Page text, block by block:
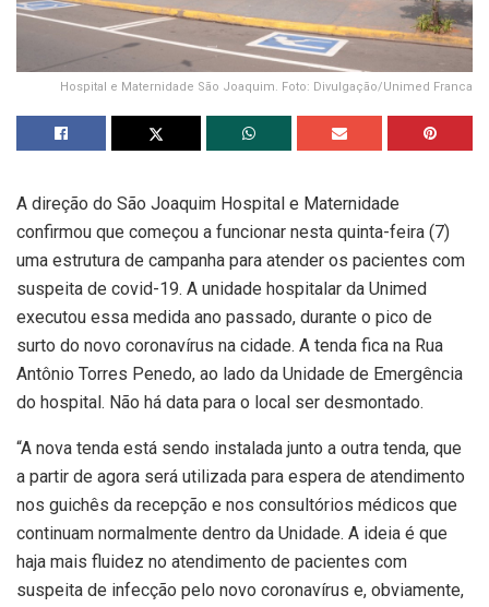
Hospital e Maternidade São Joaquim. Foto: Divulgação/Unimed Franca
A direção do São Joaquim Hospital e Maternidade
confirmou que começou a funcionar nesta quinta-feira (7)
uma estrutura de campanha para atender os pacientes com
suspeita de covid-19. A unidade hospitalar da Unimed
executou essa medida ano passado, durante o pico de
surto do novo coronavírus na cidade. A tenda fica na Rua
Antônio Torres Penedo, ao lado da Unidade de Emergência
do hospital. Não há data para o local ser desmontado.
“A nova tenda está sendo instalada junto a outra tenda, que
a partir de agora será utilizada para espera de atendimento
nos guichês da recepção e nos consultórios médicos que
continuam normalmente dentro da Unidade. A ideia é que
haja mais fluidez no atendimento de pacientes com
suspeita de infecção pelo novo coronavírus e, obviamente,